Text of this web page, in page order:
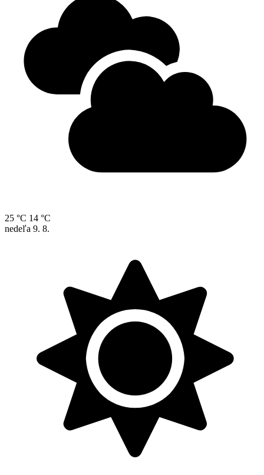
25 °C 14 °C
nedeľa 9. 8.